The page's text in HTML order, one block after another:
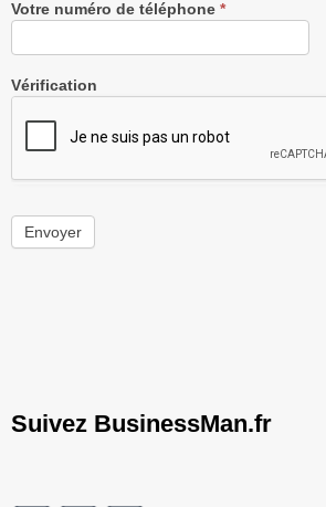
Votre numéro de téléphone *
Vérification
Envoyer
Suivez BusinessMan.fr